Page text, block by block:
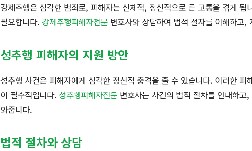
강제추행은 심각한 범죄로, 피해자는 신체적, 정신적으로 큰 고통을 겪게
필요합니다. 강제추행피해자전문 변호사와 상담하여 법적 절차를 이해하고
성추행 피해자의 지원 방안
성추행 사건은 피해자에게 심각한 정신적 충격을 줄 수 있습니다. 이러한 피
이 필수적입니다. 성추행피해자전문 변호사는 사건의 법적 절차를 안내하
와줍니다.
법적 절차와 상담